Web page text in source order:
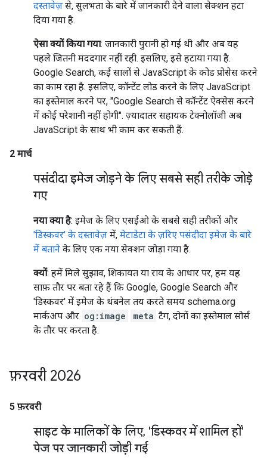
दस्तावेज़ से, सुलभता के बारे में जानकारी देने वाला सेक्शन हटा
दिया गया है.
ऐसा क्यों किया गया: जानकारी पुरानी हो गई थी और अब यह
पहले जितनी मददगार नहीं रही. इसलिए, इसे हटाया गया है.
Google Search, कई सालों से JavaScript के कोड प्रोसेस करने
का काम रहा है. इसलिए, कॉन्टेंट लोड करने के लिए JavaScript
का इस्तेमाल करने पर, "Google Search से कॉन्टेंट ऐक्सेस करने
में कोई परेशानी नहीं होगी". ज़्यादातर सहायक टेक्नोलॉजी अब
JavaScript के साथ भी काम कर सकती हैं.
2 मार्च
पसंदीदा इमेज जोड़ने के लिए सबसे सही तरीके जोड़े
गए
नया क्या है: इमेज के लिए एसईओ के सबसे सही तरीकों और
'डिस्कवर' के दस्तावेज़ में, मेटाडेटा के ज़रिए पसंदीदा इमेज के बारे
में बताने के लिए एक नया सेक्शन जोड़ा गया है.
क्यों: हमें मिले सुझाव, शिकायत या राय के आधार पर, हम यह
साफ़ तौर पर बता रहे हैं कि Google, Google Search और
'डिस्कवर' में इमेज के थंबनेल तय करते समय schema.org
मार्कअप और og:image meta टैग, दोनों का इस्तेमाल सोर्स
के तौर पर करता है.
फ़रवरी 2026
5 फ़रवरी
साइट के मालिकों के लिए, 'डिस्कवर में शामिल हों'
पेज पर जानकारी जोड़ी गई